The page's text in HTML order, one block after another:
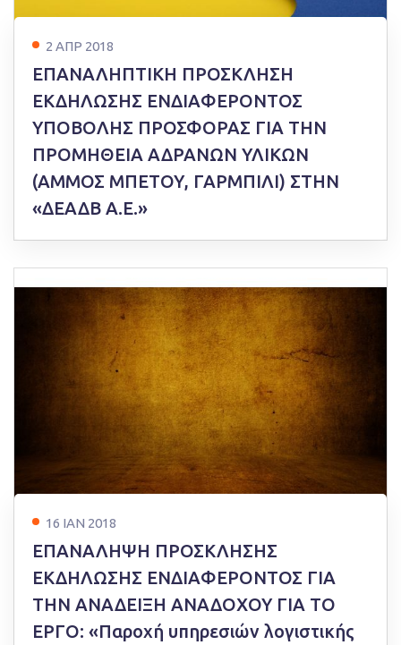
2 ΑΠΡ 2018
ΕΠΑΝΑΛΗΠΤΙΚΗ ΠΡΟΣΚΛΗΣΗ
ΕΚΔΗΛΩΣΗΣ ΕΝΔΙΑΦΕΡΟΝΤΟΣ
ΥΠΟΒΟΛΗΣ ΠΡΟΣΦΟΡΑΣ ΓΙΑ ΤΗΝ
ΠΡΟΜΗΘΕΙΑ ΑΔΡΑΝΩΝ ΥΛΙΚΩΝ
(ΑΜΜΟΣ ΜΠΕΤΟΥ, ΓΑΡΜΠΙΛΙ) ΣΤΗΝ
«ΔΕΑΔΒ Α.Ε.»
16 ΙΑΝ 2018
ΕΠΑΝΑΛΗΨΗ ΠΡΟΣΚΛΗΣΗΣ
ΕΚΔΗΛΩΣΗΣ ΕΝΔΙΑΦΕΡΟΝΤΟΣ ΓΙΑ
ΤΗΝ ΑΝΑΔΕΙΞΗ ΑΝΑΔΟΧΟΥ ΓΙΑ ΤΟ
ΕΡΓΟ: «Παροχή υπηρεσιών λογιστικής